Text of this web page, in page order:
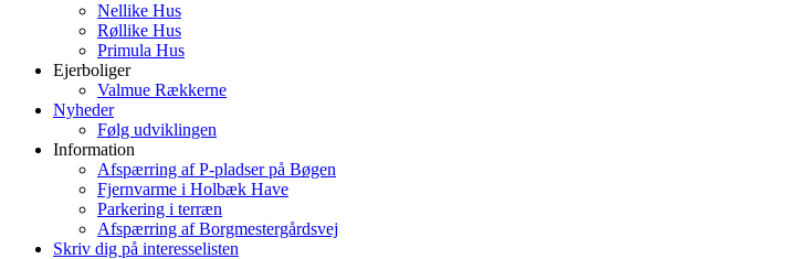
Nellike Hus
Røllike Hus
Primula Hus
Ejerboliger
Valmue Rækkerne
Nyheder
Følg udviklingen
Information
Afspærring af P-pladser på Bøgen
Fjernvarme i Holbæk Have
Parkering i terræn
Afspærring af Borgmestergårdsvej
Skriv dig på interesselisten